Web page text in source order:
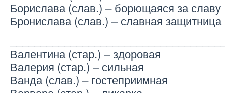
Борислава (слав.) – борющаяся за славу
Бронислава (слав.) – славная защитница
Валентина (стар.) – здоровая
Валерия (стар.) – сильная
Ванда (слав.) – гостеприимная